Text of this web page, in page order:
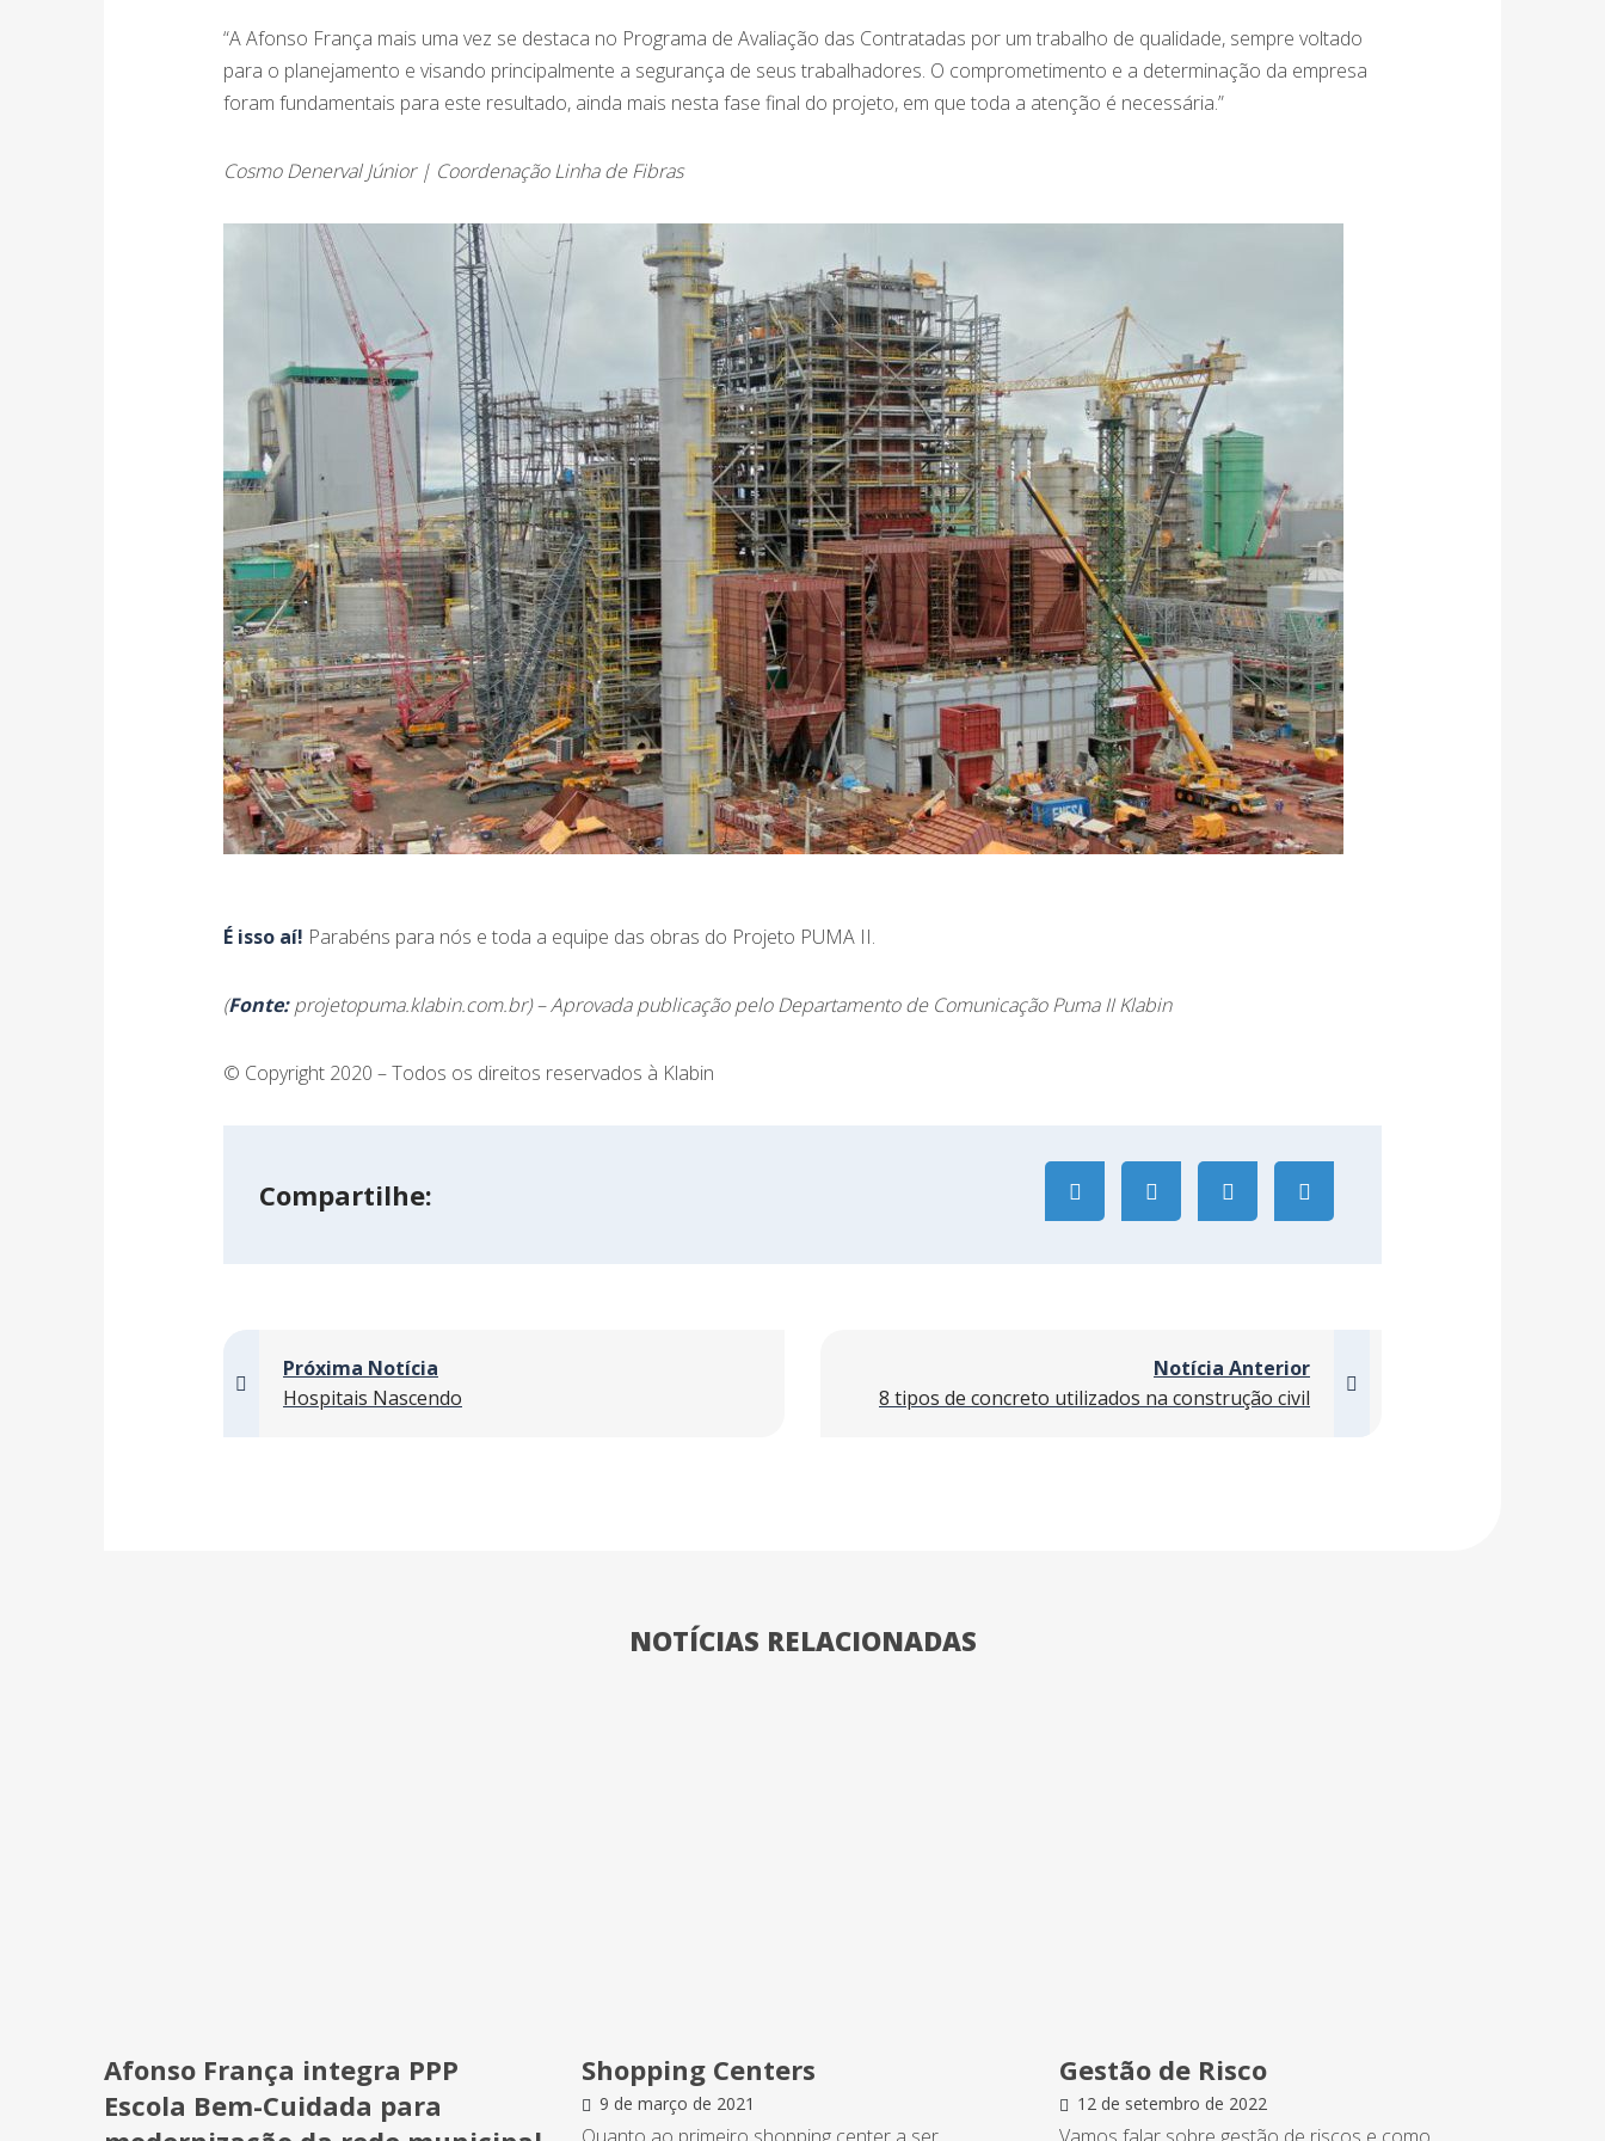
“A Afonso França mais uma vez se destaca no Programa de Avaliação das Contratadas por um trabalho de qualidade, sempre voltado
para o planejamento e visando principalmente a segurança de seus trabalhadores. O comprometimento e a determinação da empresa
foram fundamentais para este resultado, ainda mais nesta fase final do projeto, em que toda a atenção é necessária.”
Cosmo Denerval Júnior | Coordenação Linha de Fibras
É isso aí! Parabéns para nós e toda a equipe das obras do Projeto PUMA II.
(Fonte:projetopuma.klabin.com.br) –Aprovada publicação pelo Departamento de Comunicação Puma II Klabin
© Copyright 2020 – Todos os direitos reservados à Klabin
Compartilhe:
Próxima Notícia
Hospitais Nascendo
Notícia Anterior
8 tipos de concreto utilizados na construção civil
NOTÍCIAS RELACIONADAS
Afonso França integra PPP
Escola Bem-Cuidada para
Shopping Centers
9 de março de 2021
Gestão de Risco
12 de setembro de 2022